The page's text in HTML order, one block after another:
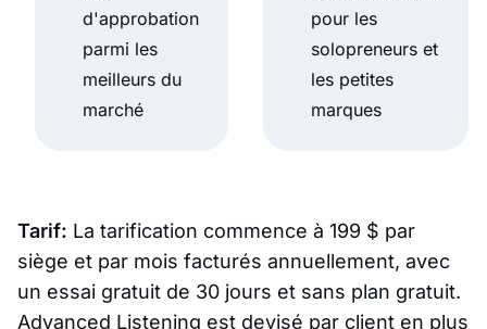
d'approbation
parmi les
meilleurs du
marché
pour les
solopreneurs et
les petites
marques
Tarif: La tarification commence à 199 $ par
siège et par mois facturés annuellement, avec
un essai gratuit de 30 jours et sans plan gratuit.
Advanced Listening est devisé par client en plus